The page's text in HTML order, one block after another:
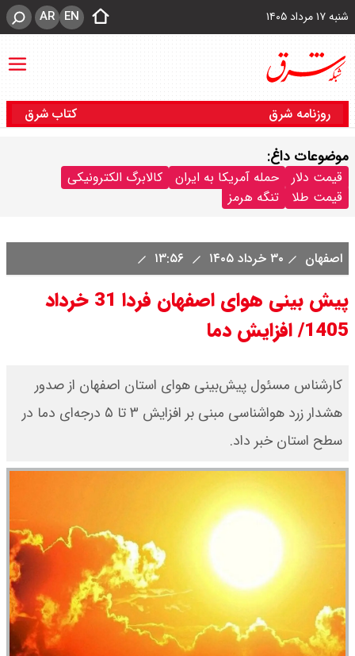
شنبه ۱۷ مرداد ۱۴۰۵ EN
AR
روزنامه شرق کتاب شرق
موضوعات داغ:
قیمت دلار حمله آمریکا به ایران
کالابرگ الکترونیکی
قیمت طلا
تنگه هرمز
اصفهان ۳۰ خرداد ۱۴۰۵
پیش بینی هوای اصفهان فردا 31 خرداد
1405/ افزایش دما
​کارشناس مسئول پیش‌بینی هوای استان اصفهان از صدور
هشدار زرد هواشناسی مبنی بر افزایش ۳ تا ۵ درجه‌ای دما در
سطح استان خبر داد.